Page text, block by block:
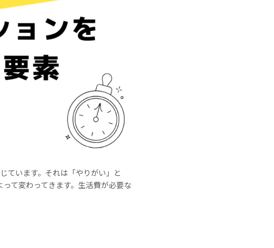
ています。それは「やりがい」と
て変わってきます。生活費が必要な